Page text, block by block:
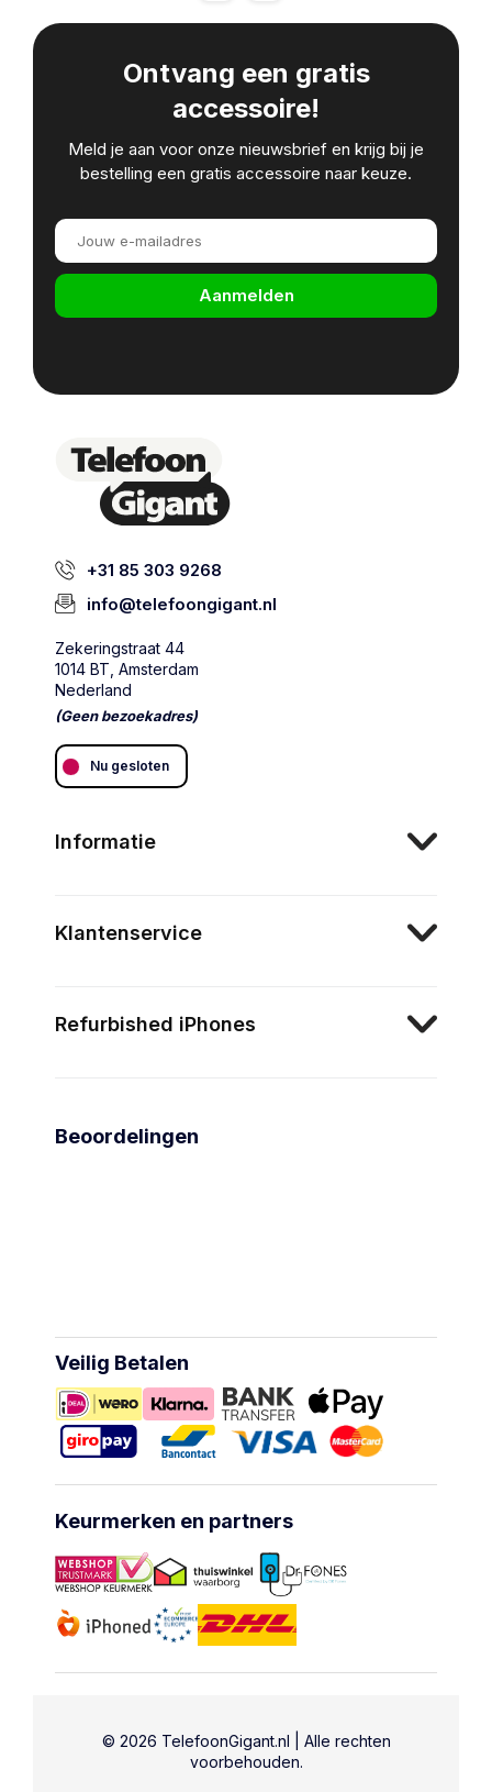
Ontvang een gratis
accessoire!
Meld je aan voor onze nieuwsbrief en krijg bij je
bestelling een gratis accessoire naar keuze.
Aanmelden
+31 85 303 9268
info@telefoongigant.nl
Zekeringstraat 44
1014 BT, Amsterdam
Nederland
(Geen bezoekadres)
Nu gesloten
Informatie
Klantenservice
Refurbished iPhones
Beoordelingen
Veilig Betalen
Keurmerken en partners
© 2026 TelefoonGigant.nl | Alle rechten
voorbehouden.